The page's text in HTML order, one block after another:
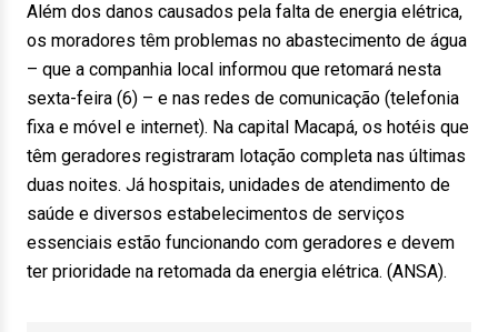
Além dos danos causados pela falta de energia elétrica,
os moradores têm problemas no abastecimento de água
– que a companhia local informou que retomará nesta
sexta-feira (6) – e nas redes de comunicação (telefonia
fixa e móvel e internet). Na capital Macapá, os hotéis que
têm geradores registraram lotação completa nas últimas
duas noites. Já hospitais, unidades de atendimento de
saúde e diversos estabelecimentos de serviços
essenciais estão funcionando com geradores e devem
ter prioridade na retomada da energia elétrica. (ANSA).